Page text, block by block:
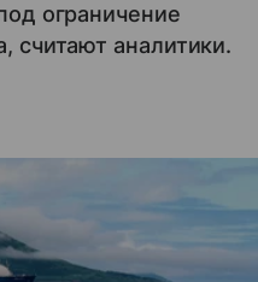
ограничение
считают аналитики.